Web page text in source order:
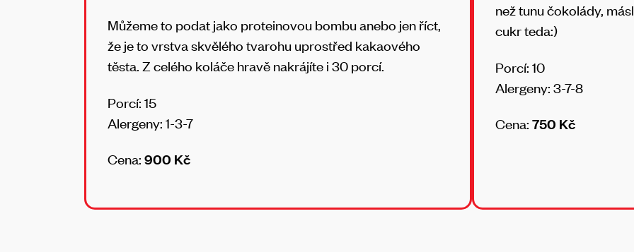
Můžeme to podat jako proteinovou bombu anebo jen říct,
že je to vrstva skvělého tvarohu uprostřed kakaového
těsta. Z celého koláče hravě nakrájíte i 30 porcí.
Porcí: 15
Alergeny: 1-3-7
Cena:900 Kč
než tunu čokolády,
cukr teda:)
Porcí: 10
Alergeny: 3-7-8
Cena:750 Kč